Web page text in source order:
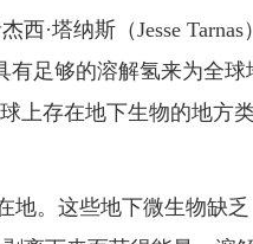
·塔纳斯（Jesse Tarnas）
有足够的溶解氢来为全球
上存在地下生物的地方
地。这些地下微生物缺乏